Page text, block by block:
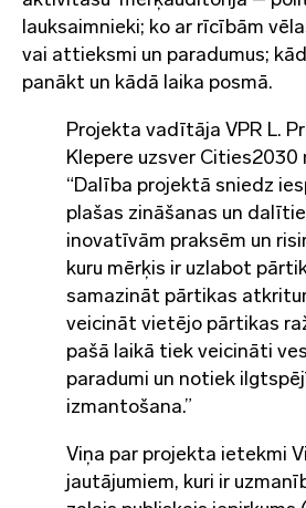
lauksaimnieki; ko ar rīcībām
vai attieksmi un paradumus;
panākt un kādā laika posmā.
Projekta vadītāja VPR L.
Klepere uzsver Cities2030
“Dalība projektā sniedz
plašas zināšanas un
inovatīvām praksēm un
kuru mērķis ir uzlabot
samazināt pārtikas
veicināt vietējo pārtikas
pašā laikā tiek veicināti
paradumi un notiek
izmantošana.”
Viņa par projekta ietekmi
jautājumiem, kuri ir